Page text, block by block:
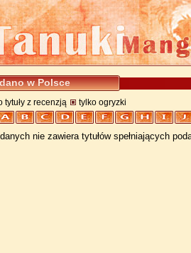
w Polsce
tytuły z recenzją tylko ogryzki
nie zawiera tytułów spełniających